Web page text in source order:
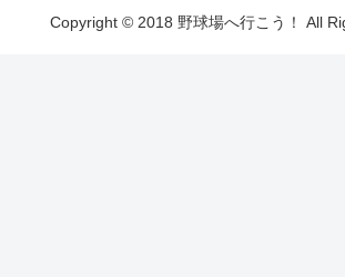
Copyright © 2018 野球場へ行こう！ All